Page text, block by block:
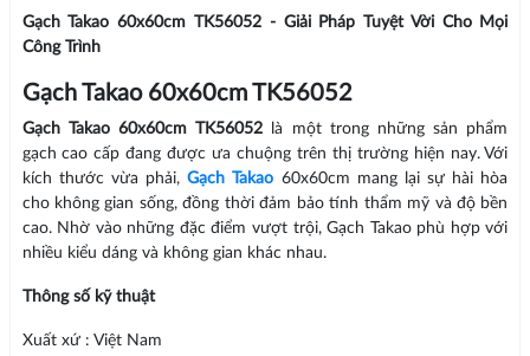
Gạch Takao 60x60cm TK56052 - Giải Pháp Tuyệt Vời Cho Mọi
Công Trình
Gạch Takao 60x60cm TK56052
Gạch Takao 60x60cm TK56052 là một trong những sản phẩm
gạch cao cấp đang được ưa chuộng trên thị trường hiện nay. Với
kích thước vừa phải,Gạch Takao 60x60cm mang lại sự hài hòa
cho không gian sống, đồng thời đảm bảo tính thẩm mỹ và độ bền
cao. Nhờ vào những đặc điểm vượt trội, Gạch Takao phù hợp với
nhiều kiểu dáng và không gian khác nhau.
Thông số kỹ thuật
Xuất xứ : Việt Nam